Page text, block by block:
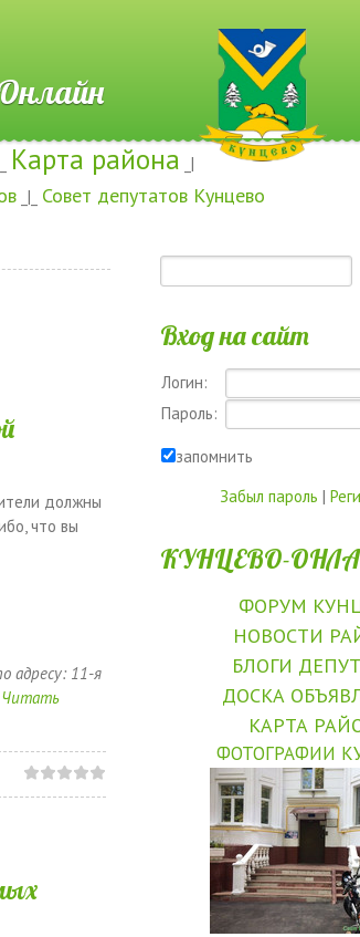
Онлайн
Карта района _|
_|_ Совет депутатов Кунцево
должны
что вы
адресу: 11-я
Читать
Вход на сайт
Логин:
Пароль:
запомнить
Забыл пароль |
КУНЦЕВО-
ФОРУМ
НОВОСТИ
БЛОГИ
ДОСКА
КАРТА
ФОТОГРАФИИ